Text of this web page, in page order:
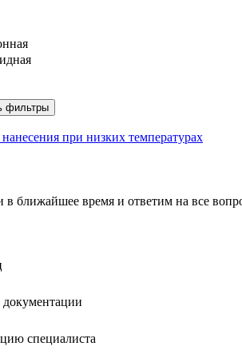
фильтры
ближайшее время и ответим на все
документации
специалиста